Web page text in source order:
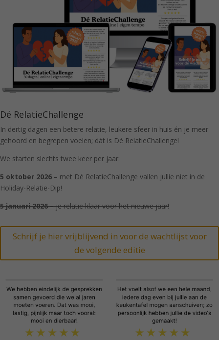
Dé RelatieChallenge
In dertig dagen een betere relatie, leukere sfeer in huis én je meer
gehoord en begrepen voelen; dát is Dé RelatieChallenge!
We starten slechts twee keer per jaar:
5 oktober 2026 – met Dé RelatieChallenge vallen jullie niet in de
Holiday-Relatie-Dip!
5 januari 2026– je relatie klaar voor het nieuwe jaar!
Schrijf je hier vrijblijvend in voor de wachtlijst voor
de volgende editie